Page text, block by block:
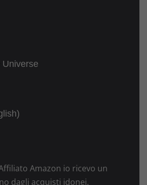
Universe
Amazon io ricevo un
dagli acquisti idonei.